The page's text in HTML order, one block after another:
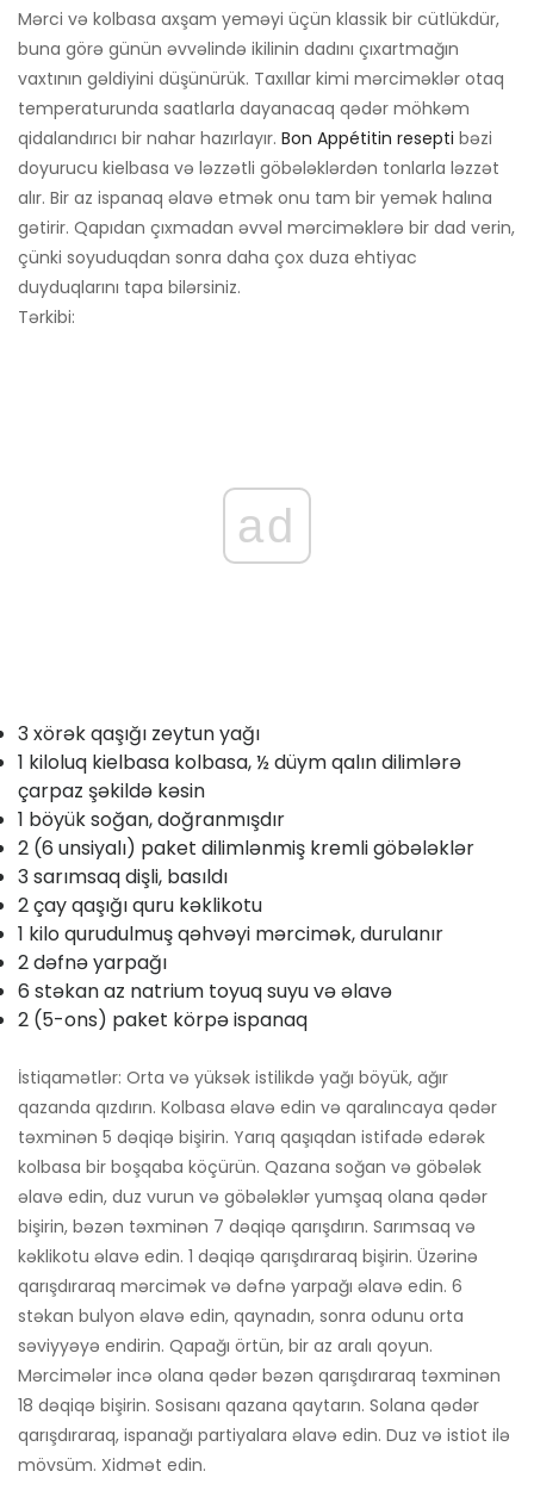
Mərci və kolbasa axşam yeməyi üçün klassik bir cütlükdür,
buna görə günün əvvəlində ikilinin dadını çıxartmağın
vaxtının gəldiyini düşünürük. Taxıllar kimi mərciməklər otaq
temperaturunda saatlarla dayanacaq qədər möhkəm
qidalandırıcı bir nahar hazırlayır. Bon Appétitin resepti bəzi
doyurucu kielbasa və ləzzətli göbələklərdən tonlarla ləzzət
alır. Bir az ispanaq əlavə etmək onu tam bir yemək halına
gətirir. Qapıdan çıxmadan əvvəl mərciməklərə bir dad verin,
çünki soyuduqdan sonra daha çox duza ehtiyac
duyduqlarını tapa bilərsiniz.
Tərkibi:
ad
3 xörək qaşığı zeytun yağı
1 kiloluq kielbasa kolbasa, ½ düym qalın dilimlərə
çarpaz şəkildə kəsin
1 böyük soğan, doğranmışdır
2 (6 unsiyalı) paket dilimlənmiş kremli göbələklər
3 sarımsaq dişli, basıldı
2 çay qaşığı quru kəklikotu
1 kilo qurudulmuş qəhvəyi mərcimək, durulanır
2 dəfnə yarpağı
6 stəkan az natrium toyuq suyu və əlavə
2 (5-ons) paket körpə ispanaq
İstiqamətlər: Orta və yüksək istilikdə yağı böyük, ağır
qazanda qızdırın. Kolbasa əlavə edin və qaralıncaya qədər
təxminən 5 dəqiqə bişirin. Yarıq qaşıqdan istifadə edərək
kolbasa bir boşqaba köçürün. Qazana soğan və göbələk
əlavə edin, duz vurun və göbələklər yumşaq olana qədər
bişirin, bəzən təxminən 7 dəqiqə qarışdırın. Sarımsaq və
kəklikotu əlavə edin. 1 dəqiqə qarışdıraraq bişirin. Üzərinə
qarışdıraraq mərcimək və dəfnə yarpağı əlavə edin. 6
stəkan bulyon əlavə edin, qaynadın, sonra odunu orta
səviyyəyə endirin. Qapağı örtün, bir az aralı qoyun.
Mərcimələr incə olana qədər bəzən qarışdıraraq təxminən
18 dəqiqə bişirin. Sosisanı qazana qaytarın. Solana qədər
qarışdıraraq, ispanağı partiyalara əlavə edin. Duz və istiot ilə
mövsüm. Xidmət edin.